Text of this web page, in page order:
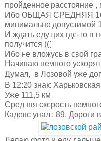
пройденное расстояние ,
Ибо ОБЩАЯ СРЕДНЯЯ
минимально допустимой
И ждать едущих где-то в
получится (((
Ибо не вложусь в свой
Начинаю немного
Думал, в Лозовой уже
В 12:20 знак:
Уже 111,5 км
Средняя скорость
Каденс упал : 89. Дороги